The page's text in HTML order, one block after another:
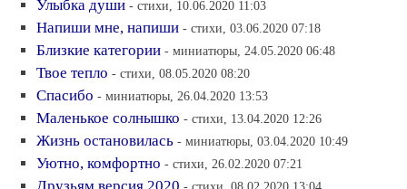
Улыбка души - стихи, 10.06.2020 11:03
Напиши мне, напиши - стихи, 03.06.2020 07:18
Близкие категории - миниатюры, 24.05.2020 06:48
Твое тепло - стихи, 08.05.2020 08:20
Спасибо - миниатюры, 26.04.2020 13:53
Маленькое солнышко - стихи, 13.04.2020 12:26
Жизнь остановилась - миниатюры, 03.04.2020 10:49
Уютно, комфортно - стихи, 26.02.2020 07:21